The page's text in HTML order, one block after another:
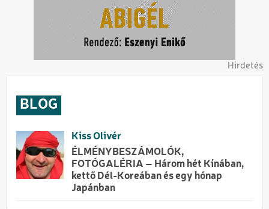
Hirdetés
BLOG
Kiss Olivér
ÉLMÉNYBESZÁMOLÓK,
FOTÓGALÉRIA – Három hét Kínában,
kettő Dél-Koreában és egy hónap
Japánban